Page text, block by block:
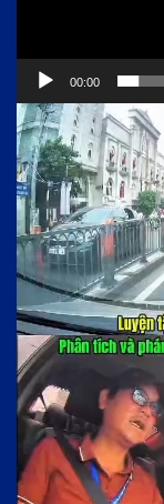
00:00
Trình
chơi
Video